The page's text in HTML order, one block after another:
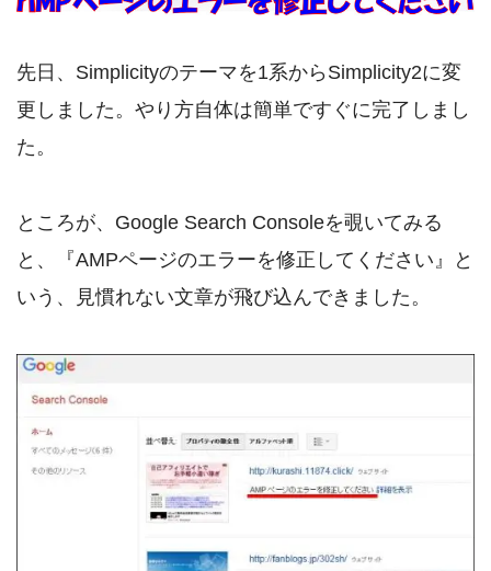
先日、Simplicityのテーマを1系からSimplicity2に変
更しました。やり方自体は簡単ですぐに完了しまし
た。
ところが、Google Search Consoleを覗いてみる
と、『AMPページのエラーを修正してください』と
いう、見慣れない文章が飛び込んできました。